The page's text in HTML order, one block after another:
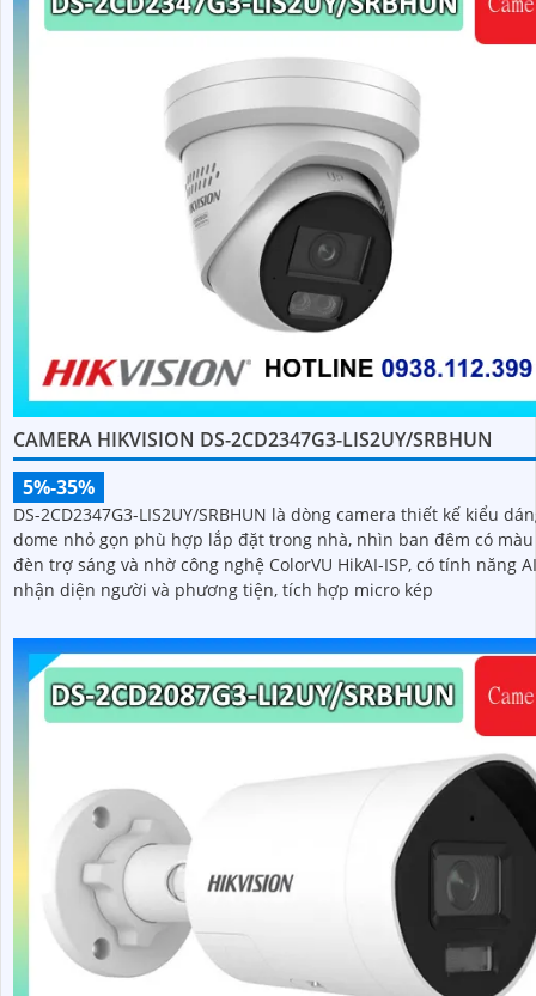
CAMERA HIKVISION DS-2CD2347G3-LIS2UY/SRBHUN
5%-35%
DS-2CD2347G3-LIS2UY/SRBHUN là dòng camera thiết kế kiểu
dome nhỏ gọn phù hợp lắp đặt trong nhà, nhìn ban đêm có
đèn trợ sáng và nhờ công nghệ ColorVU HikAI-ISP, có tính năng
nhận diện người và phương tiện, tích hợp micro kép